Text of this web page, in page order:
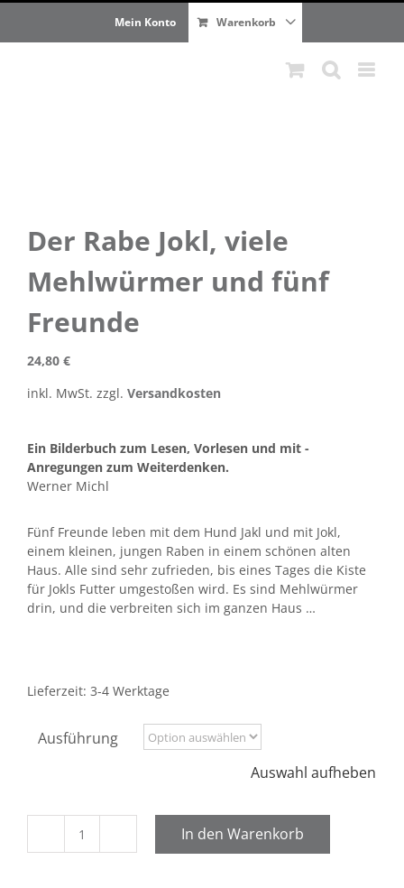
Mein Konto Warenkorb
Der Rabe Jokl, viele
Mehlwürmer und fünf
Freunde
24,80 €
inkl. MwSt. zzgl. Versandkosten
Ein Bilderbuch zum Lesen, Vorlesen und mit ­
Anregungen zum Weiterdenken.
Werner Michl
Fünf Freunde leben mit dem Hund Jakl und mit Jokl,
einem kleinen, jungen Raben in einem schönen alten
Haus. Alle sind sehr zufrieden, bis eines Tages die Kiste
für Jokls Futter umgestoßen wird. Es sind Mehlwürmer
drin, und die verbreiten sich im ganzen Haus …
Lieferzeit: 3-4 Werktage
Ausführung
Auswahl aufheben
Der
In den Warenkorb